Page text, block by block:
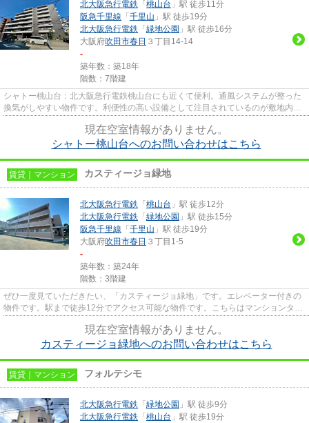
北大阪急行電鉄 「 桃山台 」駅 徒歩11分
阪急千里線 「 千里山 」駅 徒歩19分
北大阪急行電鉄 「 緑地公園 」駅 徒歩16分
大阪府吹田市春日 ３丁目14-14
-
築年数：築18年
階数：7階建
シャトー桃山台：北大阪急行電鉄桃山台にも近くて便利。通風システムが整った
換気がしやすい物件です。利便性の高い設備として注目されているのが敷地内ご
現在空室情報がありません。
シャトー桃山台へのお問い合わせはこちら
賃貸｜マンション カスティージョ緑地
北大阪急行電鉄 「 桃山台 」駅 徒歩12分
北大阪急行電鉄 「 緑地公園 」駅 徒歩15分
阪急千里線 「 千里山 」駅 徒歩19分
大阪府吹田市春日 ３丁目1-5
-
築年数：築24年
階数：3階建
ぜひ一度見ていただきたい、「カスティージョ緑地」です。エレベーター付きの
物件です。駅まで徒歩12分でアクセス可能な物件です。こちらはマンションタイ
現在空室情報がありません。
カスティージョ緑地へのお問い合わせはこちら
賃貸｜マンション フォルテシモ
北大阪急行電鉄 「 緑地公園 」駅 徒歩9分
北大阪急行電鉄 「 桃山台 」駅 徒歩19分